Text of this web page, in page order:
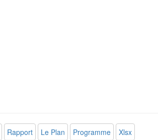
Rapport Le Plan Programme
Xlsx